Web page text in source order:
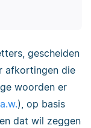
gescheiden
afkortingen die
woorden er
), op basis
dat wil zeggen